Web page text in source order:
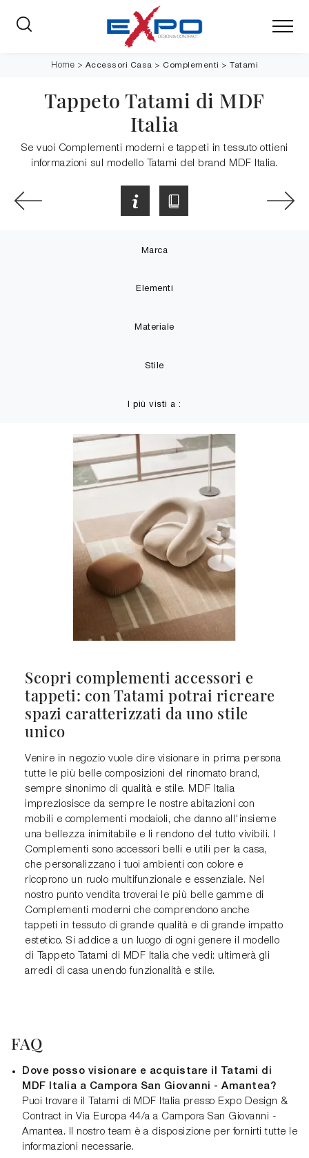
Home > Accessori Casa > Complementi > Tatami
Tappeto Tatami di MDF
Italia
Se vuoi Complementi moderni e tappeti in tessuto ottieni
informazioni sul modello Tatami del brand MDF Italia.
Marca
Elementi
Materiale
Stile
I più visti a :
Scopri complementi accessori e
tappeti: con Tatami potrai ricreare
spazi caratterizzati da uno stile
unico
Venire in negozio vuole dire visionare in prima persona
tutte le più belle composizioni del rinomato brand,
sempre sinonimo di qualità e stile. MDF Italia
impreziosisce da sempre le nostre abitazioni con
mobili e complementi modaioli, che danno all'insieme
una bellezza inimitabile e li rendono del tutto vivibili. I
Complementi sono accessori belli e utili per la casa,
che personalizzano i tuoi ambienti con colore e
ricoprono un ruolo multifunzionale e essenziale. Nel
nostro punto vendita troverai le più belle gamme di
Complementi moderni che comprendono anche
tappeti in tessuto di grande qualità e di grande impatto
estetico. Si addice a un luogo di ogni genere il modello
di Tappeto Tatami di MDF Italia che vedi: ultimerà gli
arredi di casa unendo funzionalità e stile.
FAQ
Dove posso visionare e acquistare il Tatami di
MDF Italia a Campora San Giovanni - Amantea?
Puoi trovare il Tatami di MDF Italia presso Expo Design &
Contract in Via Europa 44/a a Campora San Giovanni -
Amantea. Il nostro team è a disposizione per fornirti tutte le
informazioni necessarie.